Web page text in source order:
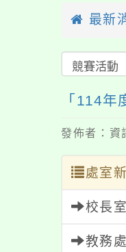
最新
「114
發佈者：資
處室
校長
教務